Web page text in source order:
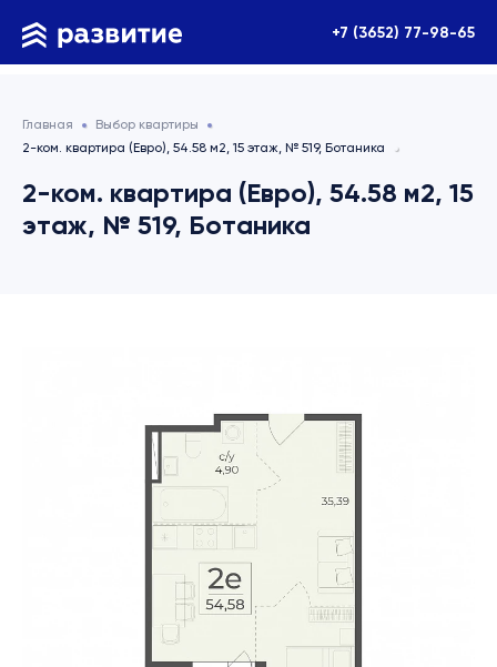
+7 (3652) 77-98-65
Главная
Выбор квартиры
2-ком. квартира (Евро), 54.58 м2, 15 этаж, № 519, Ботаника
2-ком. квартира (Евро), 54.58 м2, 15
этаж, № 519, Ботаника